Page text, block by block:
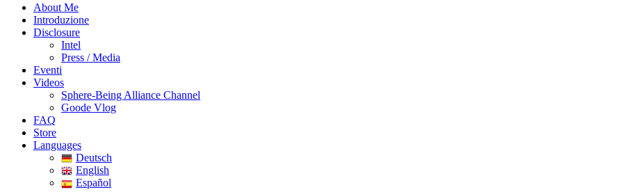
About Me
Introduzione
Disclosure
Intel
Press / Media
Eventi
Videos
Sphere-Being Alliance Channel
Goode Vlog
FAQ
Store
Languages
Deutsch
English
Español